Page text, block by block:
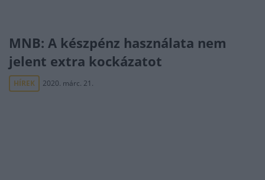
MNB: A készpénz használata nem
jelent extra kockázatot
HÍREK 2020. márc. 21.